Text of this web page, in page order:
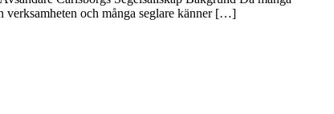
verksamheten och många seglare känner […]